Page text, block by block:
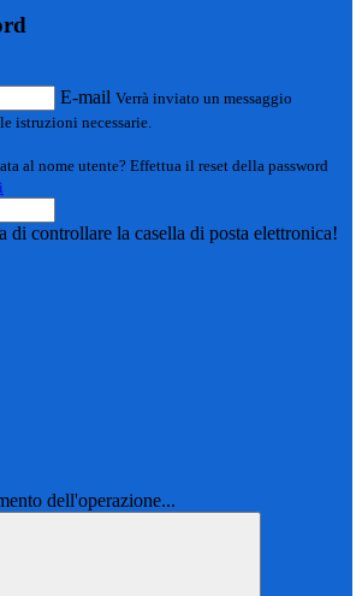
E-mail Verrà inviato un messaggio
istruzioni necessarie.
al nome utente? Effettua il reset della password
di controllare la casella di posta elettronica!
dell'operazione...